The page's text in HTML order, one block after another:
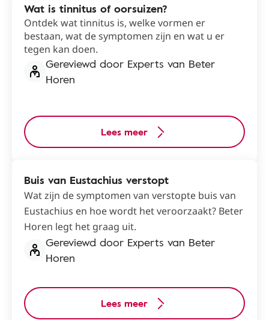
Wat is tinnitus of oorsuizen?
Ontdek wat tinnitus is, welke vormen er
bestaan, wat de symptomen zijn en wat u er
tegen kan doen.
Gereviewd door Experts van Beter
Horen
Lees meer
Buis van Eustachius verstopt
Wat zijn de symptomen van verstopte buis van
Eustachius en hoe wordt het veroorzaakt? Beter
Horen legt het graag uit.
Gereviewd door Experts van Beter
Horen
Lees meer